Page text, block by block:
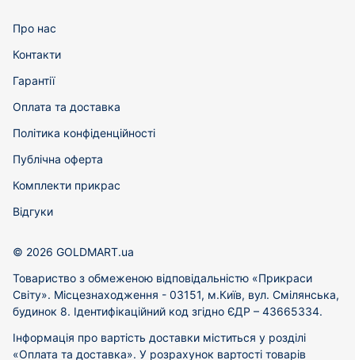
Про нас
Контакти
Гарантії
Оплата та доставка
Політика конфіденційності
Публічна оферта
Комплекти прикрас
Відгуки
© 2026 GOLDMART.ua
Товариство з обмеженою відповідальністю «Прикраси
Світу». Місцезнаходження - 03151, м.Київ, вул. Смілянська,
будинок 8. Ідентифікаційний код згідно ЄДР – 43665334.
Інформація про вартість доставки міститься у розділі
«Оплата та доставка». У розрахунок вартості товарів